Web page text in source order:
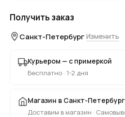
Получить заказ
Санкт-Петербург Изменить
Курьером — с примеркой
Бесплатно · 1-2 дня
Магазин в Санкт-
Доставим в магазин ·